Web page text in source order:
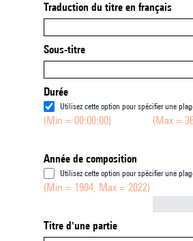
Traduction du titre en français
Sous-titre
Durée
Utilisez cette option pour spécifier une
(Min = 00:00:00) (Max =
Année de composition
Utilisez cette option pour spécifier une
(Min = 1904, Max = 2022)
Titre d'une partie